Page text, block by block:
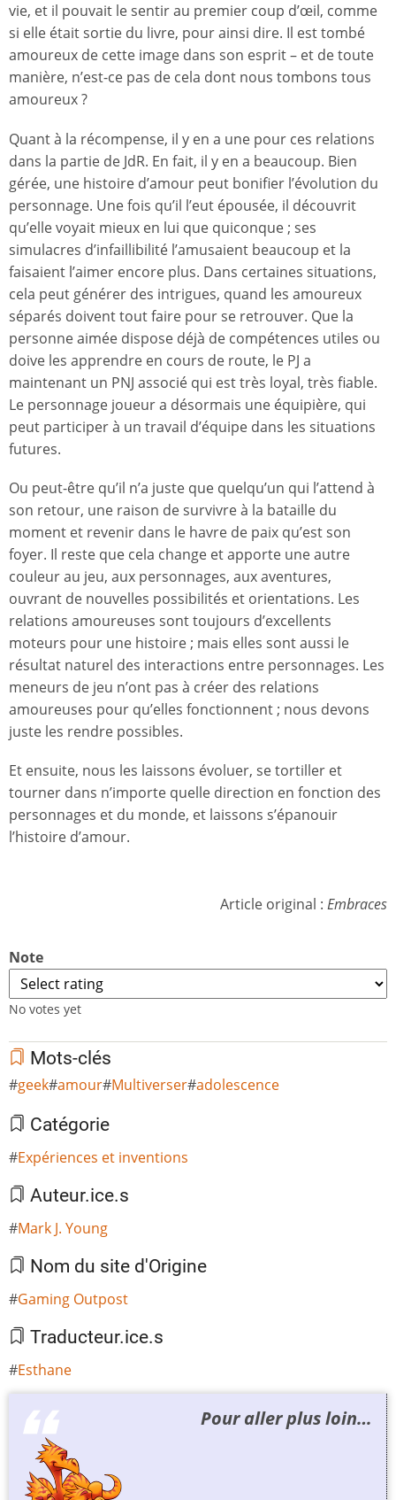
vie, et il pouvait le sentir au premier coup d’œil, comme
si elle était sortie du livre, pour ainsi dire. Il est tombé
amoureux de cette image dans son esprit – et de toute
manière, n’est-ce pas de cela dont nous tombons tous
amoureux ?
Quant à la récompense, il y en a une pour ces relations
dans la partie de JdR. En fait, il y en a beaucoup. Bien
gérée, une histoire d’amour peut bonifier l’évolution du
personnage. Une fois qu’il l’eut épousée, il découvrit
qu’elle voyait mieux en lui que quiconque ; ses
simulacres d’infaillibilité l’amusaient beaucoup et la
faisaient l’aimer encore plus. Dans certaines situations,
cela peut générer des intrigues, quand les amoureux
séparés doivent tout faire pour se retrouver. Que la
personne aimée dispose déjà de compétences utiles ou
doive les apprendre en cours de route, le PJ a
maintenant un PNJ associé qui est très loyal, très fiable.
Le personnage joueur a désormais une équipière, qui
peut participer à un travail d’équipe dans les situations
futures.
Ou peut-être qu’il n’a juste que quelqu’un qui l’attend à
son retour, une raison de survivre à la bataille du
moment et revenir dans le havre de paix qu’est son
foyer. Il reste que cela change et apporte une autre
couleur au jeu, aux personnages, aux aventures,
ouvrant de nouvelles possibilités et orientations. Les
relations amoureuses sont toujours d’excellents
moteurs pour une histoire ; mais elles sont aussi le
résultat naturel des interactions entre personnages. Les
meneurs de jeu n’ont pas à créer des relations
amoureuses pour qu’elles fonctionnent ; nous devons
juste les rendre possibles.
Et ensuite, nous les laissons évoluer, se tortiller et
tourner dans n’importe quelle direction en fonction des
personnages et du monde, et laissons s’épanouir
l’histoire d’amour.
Article original : Embraces
Note
No votes yet
Mots-clés
geek amour Multiverser adolescence
Catégorie
Expériences et inventions
Auteur.ice.s
Mark J. Young
Nom du site d'Origine
Gaming Outpost
Traducteur.ice.s
Esthane
Pour aller plus loin…